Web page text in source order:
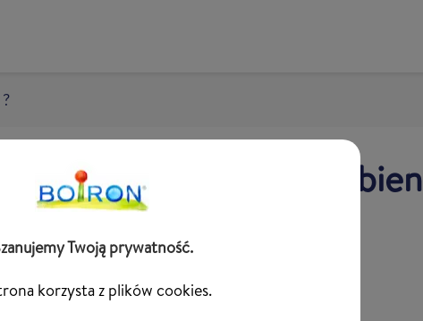
l'effort : êtes-vous bien
appliqués ?
fref
Twoją prywatność.
korzysta z plików cookies.